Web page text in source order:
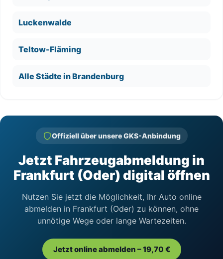
Luckenwalde
Teltow-Fläming
Alle Städte in Brandenburg
Offiziell über unsere GKS-Anbindung
Jetzt Fahrzeugabmeldung in
Frankfurt (Oder) digital öffnen
Nutzen Sie jetzt die Möglichkeit, Ihr Auto online
abmelden in Frankfurt (Oder) zu können, ohne
unnötige Wege oder lange Wartezeiten.
Jetzt online abmelden – 19,70 €